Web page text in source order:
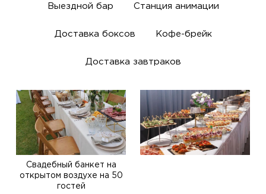
Выездной бар Станция анимации
Доставка боксов Кофе-брейк
Доставка завтраков
Свадебный банкет на
открытом воздухе на 50
гостей